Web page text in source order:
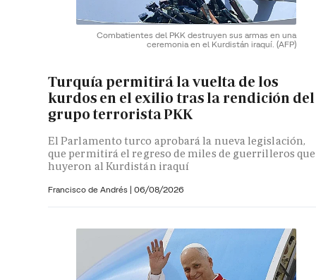
Combatientes del PKK destruyen sus armas en una
ceremonia en el Kurdistán iraquí. (AFP)
Turquía permitirá la vuelta de los
kurdos en el exilio tras la rendición del
grupo terrorista PKK
El Parlamento turco aprobará la nueva legislación,
que permitirá el regreso de miles de guerrilleros que
huyeron al Kurdistán iraquí
Francisco de Andrés | 06/08/2026